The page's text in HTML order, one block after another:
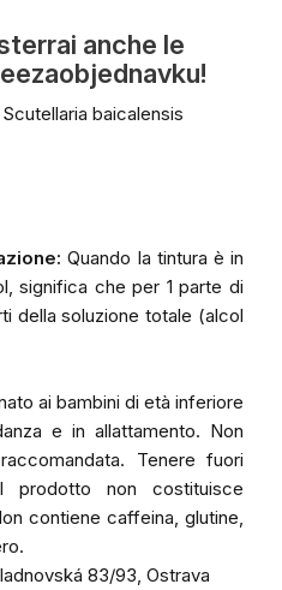
anche le
Scutellaria baicalensis
Quando la tintura è in
significa che per 1 parte di
della soluzione totale (alcol
ai bambini di età inferiore
e in allattamento. Non
Tenere fuori
prodotto non costituisce
contiene caffeina, glutine,
83/93, Ostrava